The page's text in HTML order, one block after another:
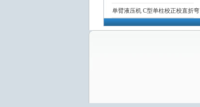
单臂液压机 C型单柱校正校直折弯